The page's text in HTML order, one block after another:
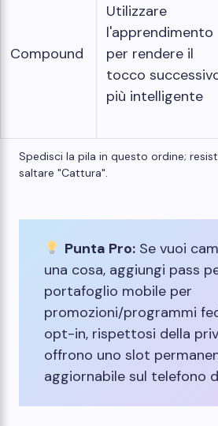
Compound
Utilizzare
l'apprendimento
per rendere il
tocco
più intelligente
Spedisci la pila in questo ordine;
saltare "Cattura".
Punta Pro:Se vuoi
una cosa, aggiungi pass
portafoglio mobile per
promozioni/programmi
opt-in, rispettosi della
offrono uno slot
aggiornabile sul telefono